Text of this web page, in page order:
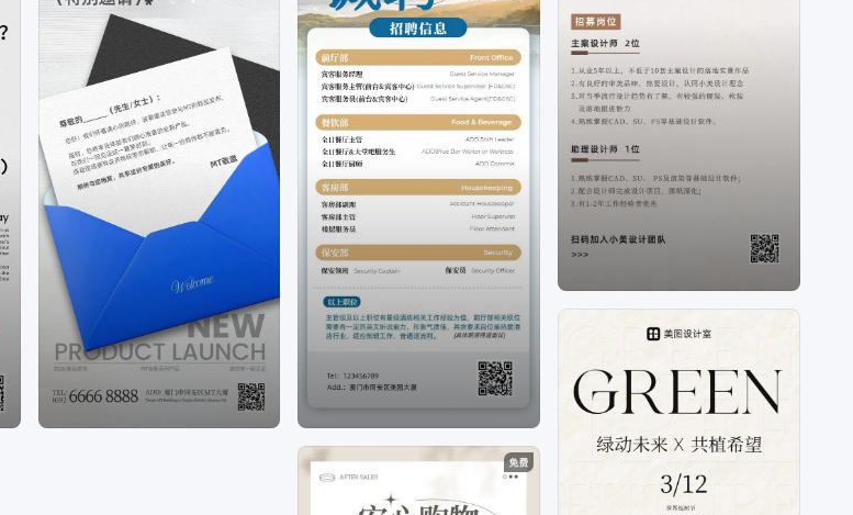
松打造质感图片；工具百宝箱，内含抠图、拼图、
证件照，超多工具想你所想。